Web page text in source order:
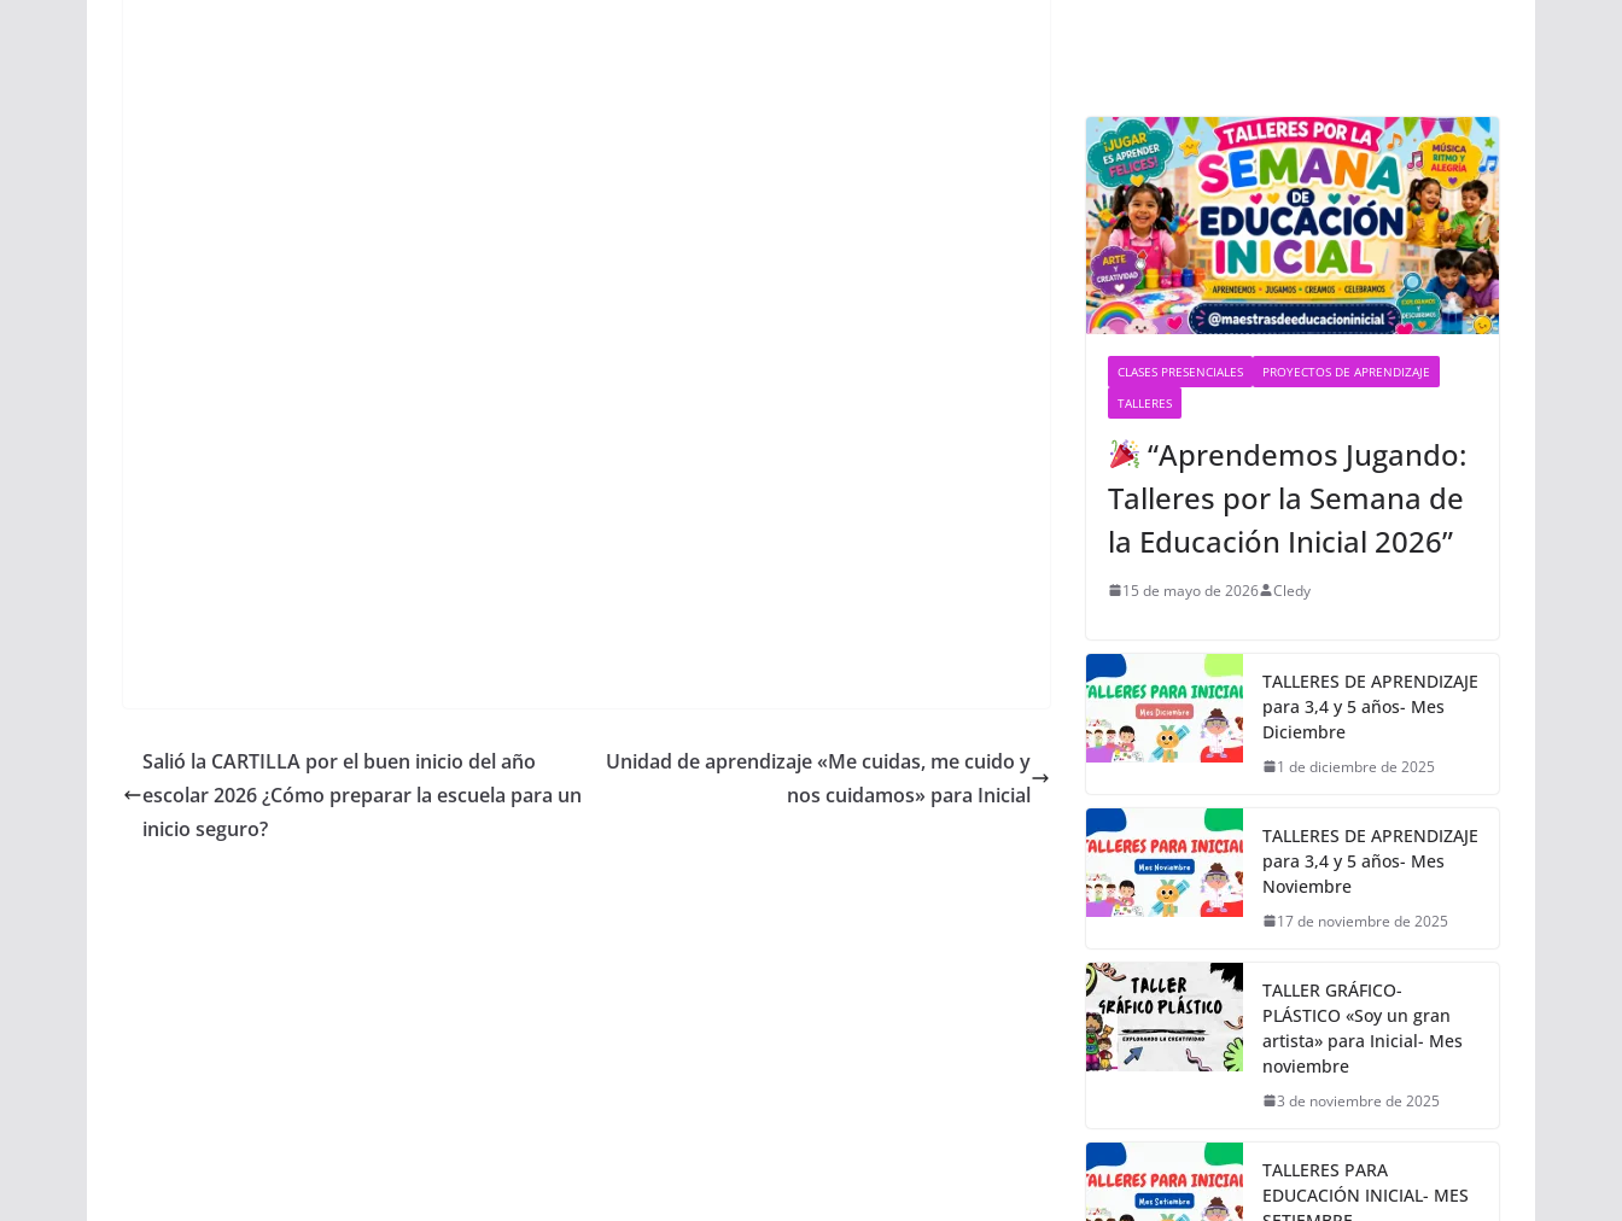
Salió la CARTILLA por el buen inicio del año
escolar 2026 ¿Cómo preparar la escuela para un
inicio seguro?
Unidad de aprendizaje «Me cuidas, me cuido y
nos cuidamos» para Inicial
CLASES PRESENCIALES
PROYECTOS DE APRENDIZAJE
TALLERES
“Aprendemos Jugando:
Talleres por la Semana de
la Educación Inicial 2026”
15 de mayo de 2026 Cledy
TALLERES DE APRENDIZAJE
para 3,4 y 5 años- Mes
Diciembre
1 de diciembre de 2025
TALLERES DE APRENDIZAJE
para 3,4 y 5 años- Mes
Noviembre
17 de noviembre de 2025
TALLER GRÁFICO-
PLÁSTICO «Soy un gran
artista» para Inicial- Mes
noviembre
3 de noviembre de 2025
TALLERES PARA
EDUCACIÓN INICIAL- MES